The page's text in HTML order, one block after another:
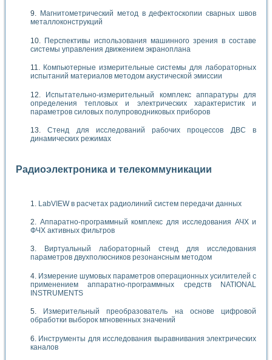
Магнитометрический метод в дефектоскопии сварных швов
металлоконструкций
Перспективы использования машинного зрения в составе
системы управления движением экраноплана
Компьютерные измерительные системы для лабораторных
испытаний материалов методом акустической эмиссии
Испытательно-измерительный комплекс аппаратуры для
определения тепловых и электрических характеристик и
параметров силовых полупроводниковых приборов
Стенд для исследований рабочих процессов ДВС в
динамических режимах
Радиоэлектроника и телекоммуникации
LabVIEW в расчетах радиолиний систем передачи данных
Аппаратно-программный комплекс для исследования АЧХ и
ФЧХ активных фильтров
Виртуальный лабораторный стенд для исследования
параметров двухполюсников резонансным методом
Измерение шумовых параметров операционных усилителей с
применением аппаратно-программных средств NATIONAL
INSTRUMENTS
Измерительный преобразователь на основе цифровой
обработки выборок мгновенных значений
Инструменты для исследования выравнивания электрических
каналов